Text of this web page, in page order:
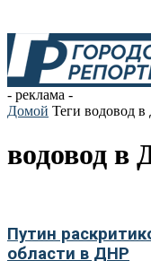
- реклама -
Домой Теги водовод
водовод в
Путин
области в ДНР